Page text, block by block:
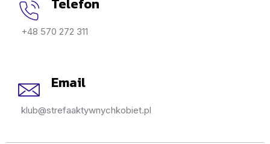
+48 570 272 311
Email
klub@strefaaktywnychkobiet.pl